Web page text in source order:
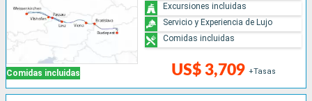
Comidas incluidas US$ 3,709 +Tasas
Excursiones incluidas
Servicio y Experiencia de Lujo
Comidas incluidas